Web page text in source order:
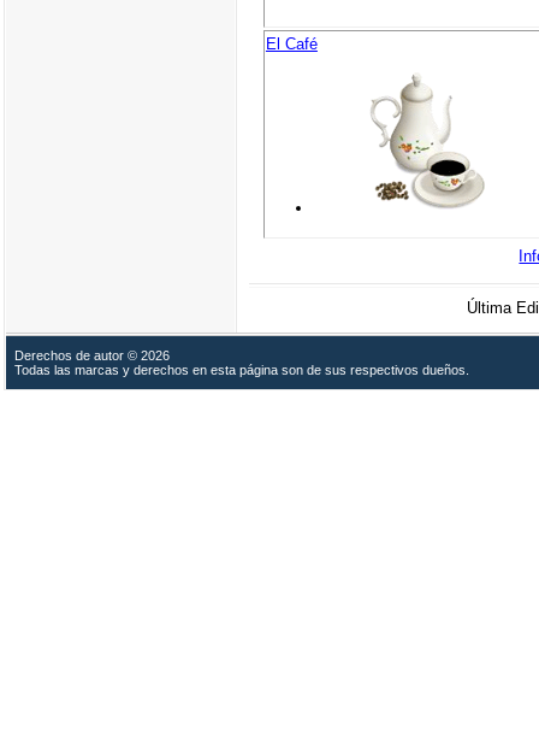
El Café
Última
Derechos de autor © 2026
Todas las marcas y derechos en esta página son de sus respectivos dueños.